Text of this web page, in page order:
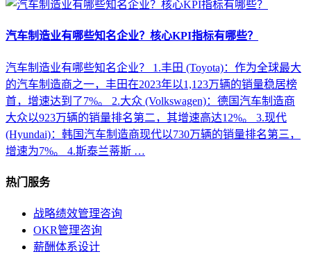
汽车制造业有哪些知名企业？核心KPI指标有哪些？
汽车制造业有哪些知名企业？ 1.丰田 (Toyota)：作为全球最大
的汽车制造商之一，丰田在2023年以1,123万辆的销量稳居榜
首，增速达到了7%。 2.大众 (Volkswagen)：德国汽车制造商
大众以923万辆的销量排名第二，其增速高达12%。 3.现代
(Hyundai)：韩国汽车制造商现代以730万辆的销量排名第三，
增速为7%。 4.斯泰兰蒂斯 …
热门服务
战略绩效管理咨询
OKR管理咨询
薪酬体系设计